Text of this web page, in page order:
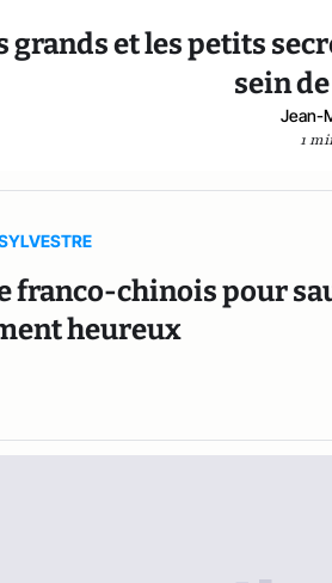
grands et les petits
sein
Jean-
1
franco-chinois pour
heureux